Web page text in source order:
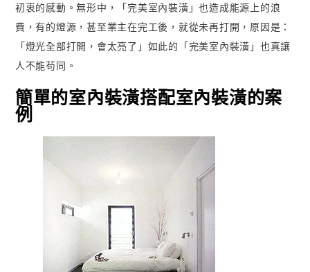
初衷的感動。無形中，「完美室內裝潢」也造成能源上的浪
費，有的燈源，甚至業主在完工後，就從未再打開，原因是：
「燈光全部打開，會太亮了」如此的「完美室內裝潢」也真讓
人不能茍同。
簡單的室內裝潢搭配室內裝潢的案
例